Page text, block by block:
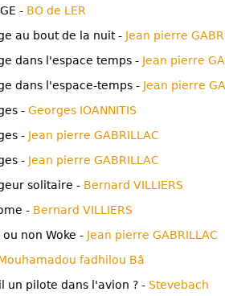
- BO de LER
au bout de la nuit - Jean pierre
dans l'espace temps - Jean pierre
dans l'espace-temps - Jean pierre
- Georges IOANNITIS
- Jean pierre GABRILLAC
- Jean pierre GABRILLAC
solitaire - Bernard VILLIERS
- Bernard VILLIERS
ou non Woke - Jean pierre GABRILLAC
fadhilou Bâ
un pilote dans l'avion ? - Stevebach